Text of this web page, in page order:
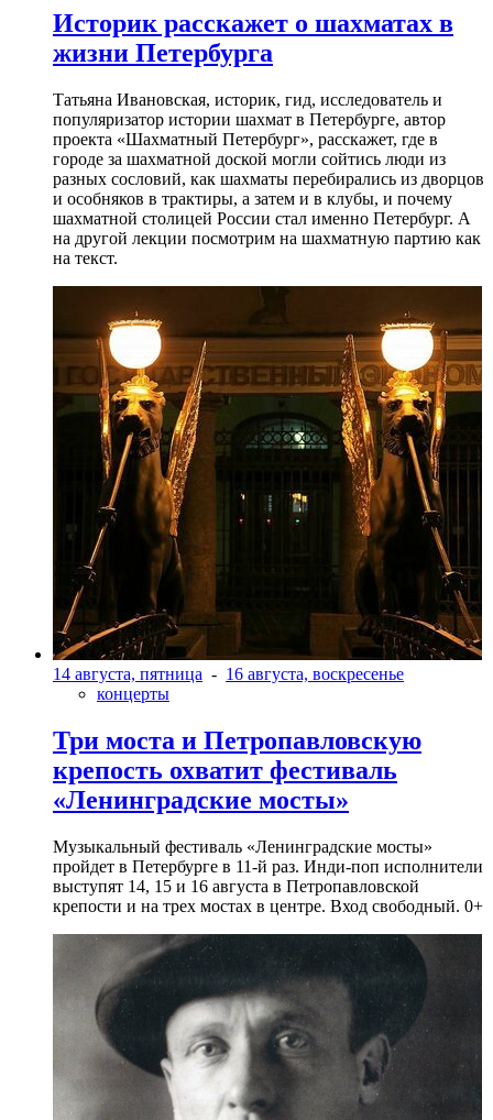
Историк расскажет о шахматах в
жизни Петербурга
Татьяна Ивановская, историк, гид, исследователь и
популяризатор истории шахмат в Петербурге, автор
проекта «Шахматный Петербург», расскажет, где в
городе за шахматной доской могли сойтись люди из
разных сословий, как шахматы перебирались из дворцов
и особняков в трактиры, а затем и в клубы, и почему
шахматной столицей России стал именно Петербург. А
на другой лекции посмотрим на шахматную партию как
на текст.
14 августа, пятница - 16 августа, воскресенье
концерты
Три моста и Петропавловскую
крепость охватит фестиваль
«Ленинградские мосты»
Музыкальный фестиваль «Ленинградские мосты»
пройдет в Петербурге в 11-й раз. Инди-поп исполнители
выступят 14, 15 и 16 августа в Петропавловской
крепости и на трех мостах в центре. Вход свободный. 0+